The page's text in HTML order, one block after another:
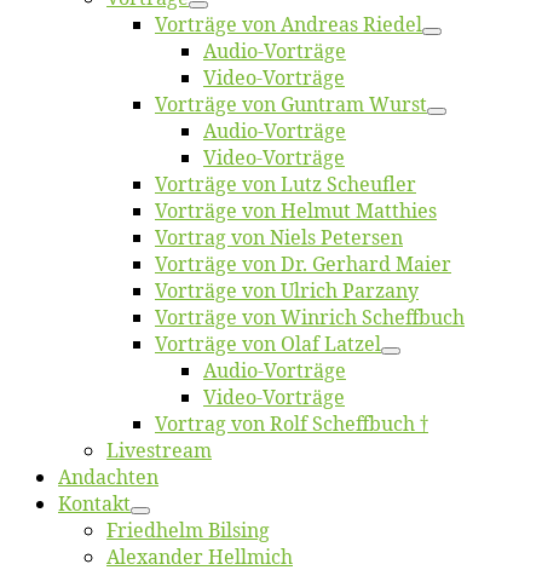
Vor­trä­ge von An­dre­as Riedel
Au­dio-Vor­trä­ge
Vi­deo-Vor­trä­ge
Vor­trä­ge von Gun­tram Wurst
Au­dio-Vor­trä­ge
Vi­deo-Vor­trä­ge
Vor­trä­ge von Lutz Scheufler
Vor­trä­ge von Hel­mut Matthies
Vor­trag von Niels Petersen
Vor­trä­ge von Dr. Ger­hard Maier
Vor­trä­ge von Ul­rich Parzany
Vor­trä­ge von Win­rich Scheffbuch
Vor­trä­ge von Olaf Latzel
Au­dio-Vor­trä­ge
Vi­deo-Vor­trä­ge
Vor­trag von Rolf Scheffbuch †
Live­stream
An­dach­ten
Kon­takt
Fried­helm Bilsing
Alex­an­der Hellmich